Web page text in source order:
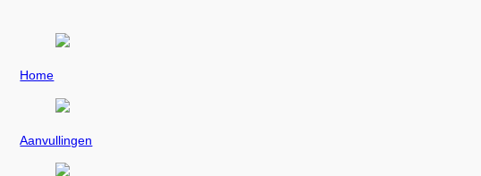
inhoud
Home
Aanvullingen